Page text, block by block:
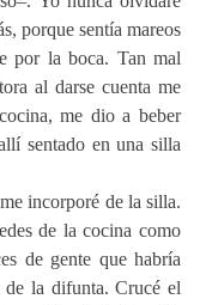
porque sentía mareos
por la boca. Tan mal
al darse cuenta me
me dio a beber
sentado en una silla
incorporé de la silla.
de la cocina como
de gente que habría
la difunta. Crucé el